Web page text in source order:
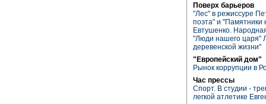
Поверх барьеров
"Лес" в режиссуре
поэта" и "Памятники
Евтушенко.
"Люди нашего царя"
деревенской жизни"
"Европейский дом"
Рынок коррупции в
Час прессы
Спорт. В студии -
легкой атлетике